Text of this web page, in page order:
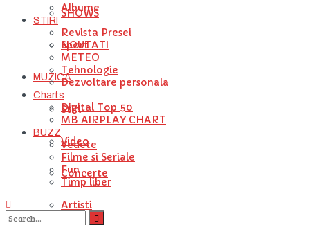
SHOWS
NOUTATI
MUZICA
Stiri
Video
Concerte
Artisti
Albume
STIRI
Revista Presei
Sport
METEO
Tehnologie
Dezvoltare personala
Charts
Digital Top 50
MB AIRPLAY CHART
BUZZ
Vedete
Filme si Seriale
Fun
Timp liber